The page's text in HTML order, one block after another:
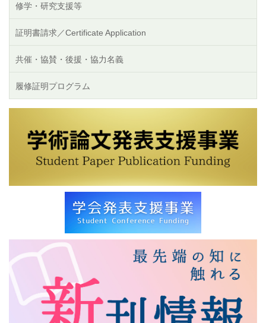
修学・研究支援等
証明書請求／Certificate Application
共催・協賛・後援・協力名義
履修証明プログラム